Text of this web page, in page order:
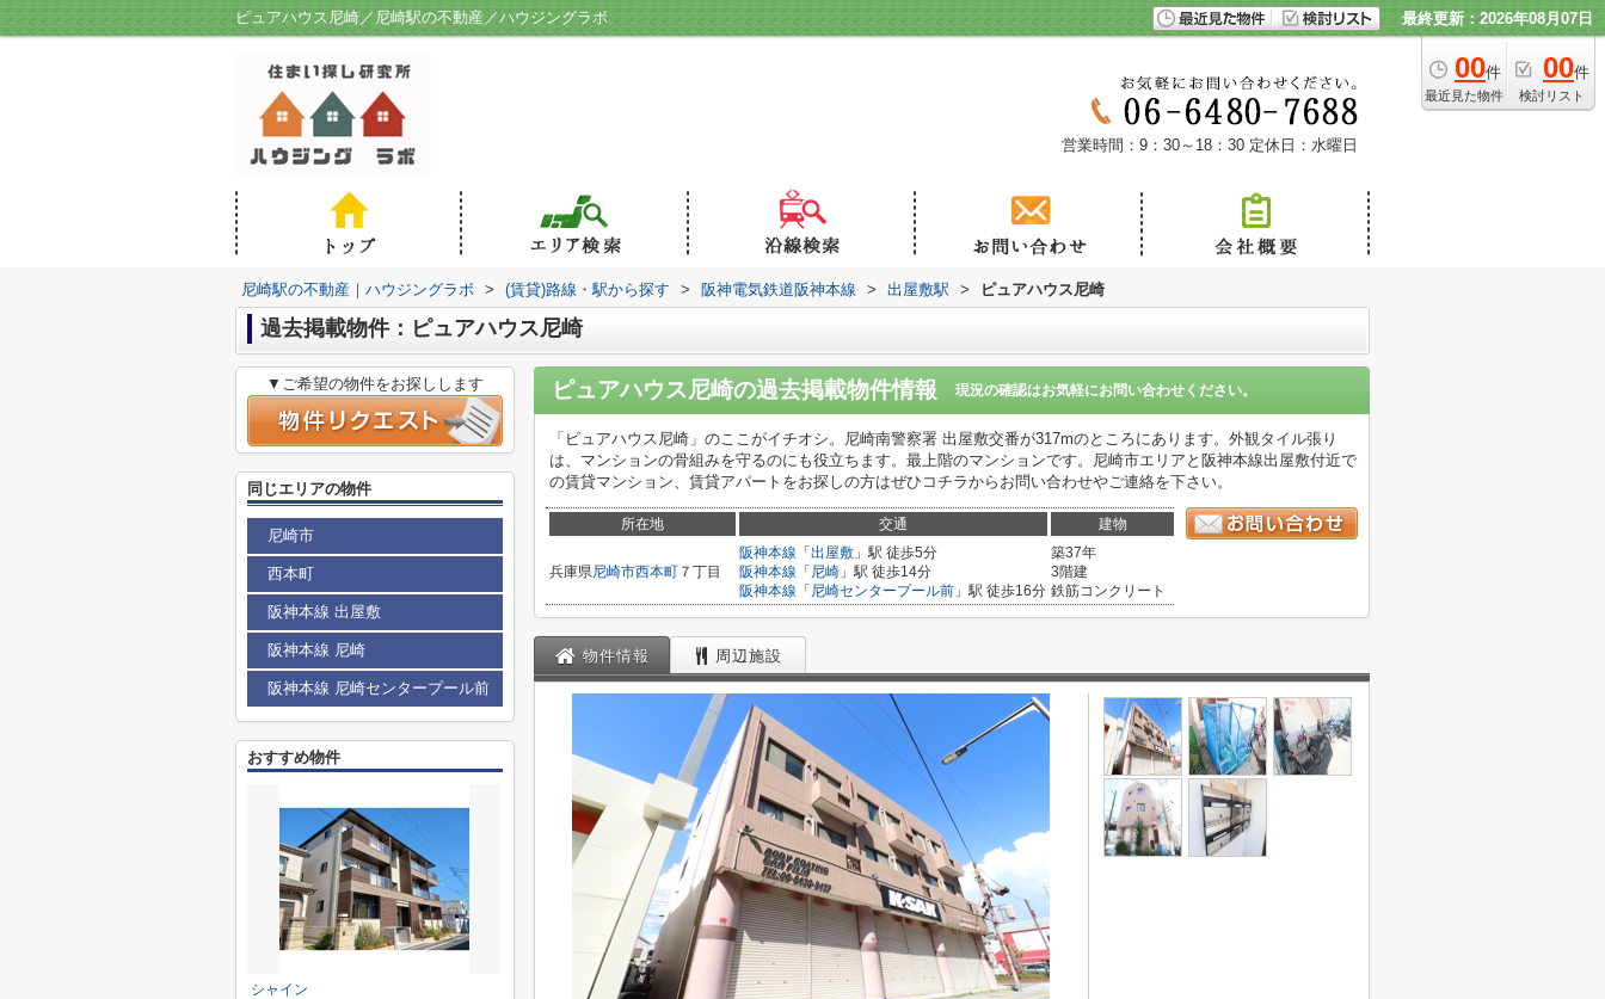
ピュアハウス尼崎／尼崎駅の不動産／ハウジングラボ 最終更新：2026年08月07日
00件
最近見た物件
00件
検討リスト
営業時間：9：30～18：30 定休日：水曜日
尼崎駅の不動産｜ハウジングラボ > (賃貸)路線・駅から探す > 阪神電気鉄道阪神本線 > 出屋敷駅 > ピュアハウス尼崎
過去掲載物件：ピュアハウス尼崎
ピュアハウス尼崎の過去掲載物件情報 現況の確認はお気軽にお問い合わせください。
「ピュアハウス尼崎」のここがイチオシ。尼崎南警察署 出屋敷交番が317mのところにあります。外観タイル張り
は、マンションの骨組みを守るのにも役立ちます。最上階のマンションです。尼崎市エリアと阪神本線出屋敷付近で
の賃貸マンション、賃貸アパートをお探しの方はぜひコチラからお問い合わせやご連絡を下さい。
所在地 交通 建物
兵庫県尼崎市西本町 ７丁目
阪神本線 「 出屋敷 」駅 徒歩5分
阪神本線 「 尼崎 」駅 徒歩14分
阪神本線 「 尼崎センタープール前 」駅 徒歩16分
築37年
3階建
鉄筋コンクリート
物件情報 周辺施設
▼ご希望の物件をお探しします
同じエリアの物件
尼崎市
西本町
阪神本線 出屋敷
阪神本線 尼崎
阪神本線 尼崎センタープール前
おすすめ物件
シャイン